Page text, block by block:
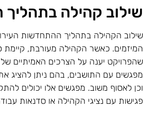
קהילה
הקהילה בתהליך ההתחדשות
כאשר הקהילה מעורבת, קיימת
יענה על הצרכים האמיתיים של
עם התושבים, בהם ניתן להציג את
לאסוף משוב. מפגשים אלו יכולים
עם נציגי הקהילה או סדנאות